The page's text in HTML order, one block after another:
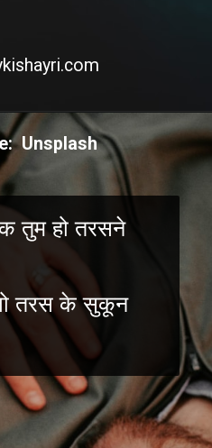
तुम हो तरसने
तरस के सुकून
Unsplash